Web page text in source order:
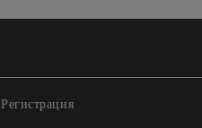
Регистрация